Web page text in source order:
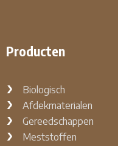
Producten
Biologisch
Afdekmaterialen
Gereedschappen
Meststoffen